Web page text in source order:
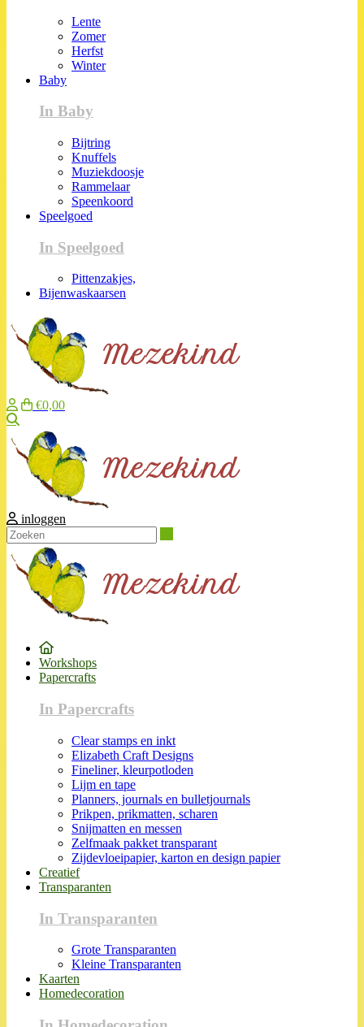
Lente
Zomer
Herfst
Winter
Baby
In Baby
Bijtring
Knuffels
Muziekdoosje
Rammelaar
Speenkoord
Speelgoed
In Speelgoed
Pittenzakjes,
Bijenwaskaarsen
€0,00
inloggen
Workshops
Papercrafts
In Papercrafts
Clear stamps en inkt
Elizabeth Craft Designs
Fineliner, kleurpotloden
Lijm en tape
Planners, journals en bulletjournals
Prikpen, prikmatten, scharen
Snijmatten en messen
Zelfmaak pakket transparant
Zijdevloeipapier, karton en design papier
Creatief
Transparanten
In Transparanten
Grote Transparanten
Kleine Transparanten
Kaarten
Homedecoration